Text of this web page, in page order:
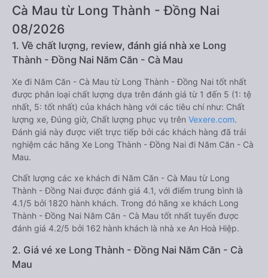
Cà Mau từ Long Thành - Đồng Nai
08/2026
1. Về chất lượng, review, đánh giá nhà xe Long
Thành - Đồng Nai Năm Căn - Cà Mau
Xe đi Năm Căn - Cà Mau từ Long Thành - Đồng Nai tốt nhất
được phân loại chất lượng dựa trên đánh giá từ 1 đến 5 (1: tệ
nhất, 5: tốt nhất) của khách hàng với các tiêu chí như: Chất
lượng xe, Đúng giờ, Chất lượng phục vụ trên Vexere.com.
Đánh giá này được viết trực tiếp bởi các khách hàng đã trải
nghiệm các hãng Xe Long Thành - Đồng Nai đi Năm Căn - Cà
Mau.
Chất lượng các xe khách đi Năm Căn - Cà Mau từ Long
Thành - Đồng Nai được đánh giá 4.1, với điểm trung bình là
4.1/5 bởi 1820 hành khách. Trong đó hãng xe khách Long
Thành - Đồng Nai Năm Căn - Cà Mau tốt nhất tuyến được
đánh giá 4.2/5 bởi 162 hành khách là nhà xe An Hoà Hiệp.
2. Giá vé xe Long Thành - Đồng Nai Năm Căn - Cà
Mau